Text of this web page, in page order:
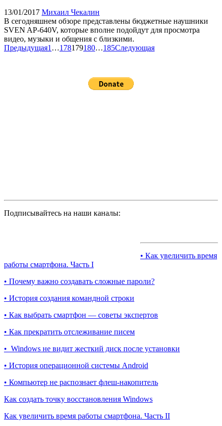
13/01/2017 Михаил Чекалин
В сегодняшнем обзоре представлены бюджетные наушники
SVEN AP-640V, которые вполне подойдут для просмотра
видео, музыки и общения с близкими.
Предыдущая1 …178179180…185Следующая
Подписывайтесь на наши каналы:
• Как увеличить время
работы смартфона. Часть I
• Почему важно создавать сложные пароли?
• История создания командной строки
• Как выбрать смартфон — советы экспертов
• Как прекратить отслеживание писем
• Windows не видит жесткий диск после установки
• История операционной системы Android
• Компьютер не распознает флеш-накопитель
Как создать точку восстановления Windows
Как увеличить время работы смартфона. Часть II